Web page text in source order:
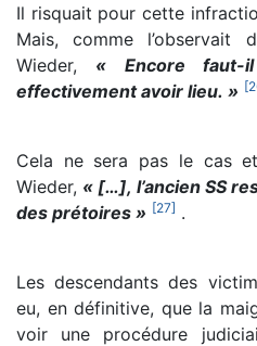
Il risquait pour cette
Mais, comme l’observait
Wieder, « Encore faut-
effectivement avoir lieu. » [
Cela ne sera pas le cas
Wieder, « […], l’ancien SS
des prétoires » [27] .
Les descendants des
eu, en définitive, que la
voir une procédure